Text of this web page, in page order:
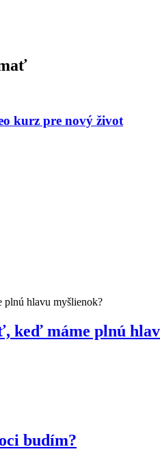
kurz pre nový život
keď máme plnú
budím?